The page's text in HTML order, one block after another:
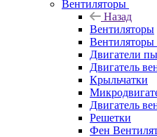
Вентиляторы
Назад
Вентиляторы
Двигатели
Двигатель
Крыльчатки
Двигатель
Решетки
Фен